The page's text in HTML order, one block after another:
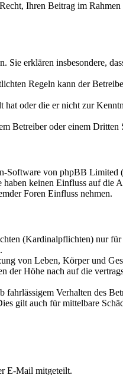
Ihren Beitrag im Rahmen
Sie erklären insbesondere,
Regeln kann der
oder die er nicht zur
Betreiber oder einem Dritten
Software von phpBB Limited
keinen Einfluss auf die
Foren Einfluss nehmen.
(Kardinalpflichten) nur
von Leben, Körper und
der Höhe nach auf die
Verhalten des
gilt auch für mittelbare
E-Mail mitgeteilt.